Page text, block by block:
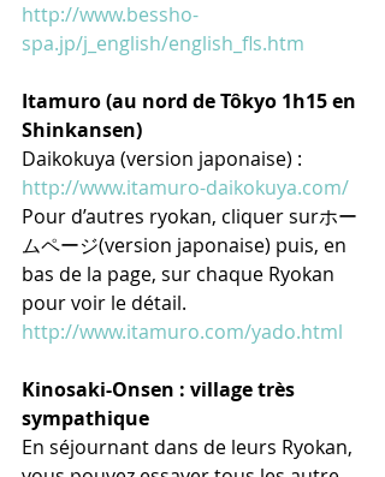
http://www.bessho-
spa.jp/j_english/english_fls.htm
Itamuro (au nord de Tôkyo 1h15 en
Shinkansen)
Daikokuya (version japonaise) :
http://www.itamuro-daikokuya.com/
Pour d’autres ryokan, cliquer surホー
ムページ(version japonaise) puis, en
bas de la page, sur chaque Ryokan
pour voir le détail.
http://www.itamuro.com/yado.html
Kinosaki-Onsen : village très
sympathique
En séjournant dans de leurs Ryokan,